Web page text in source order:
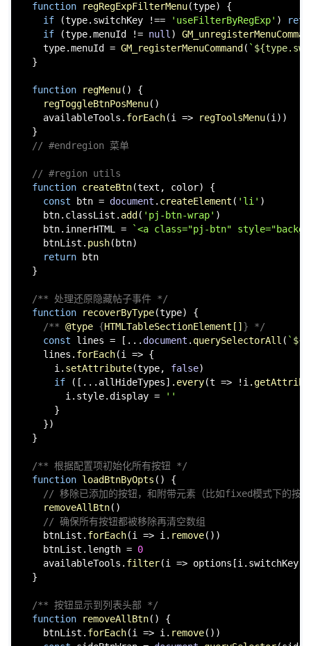
function
regRegExpFilterMenu(type) {
if (type. switchKey !== 'useFilterByRegExp' )
if (type.menuId != null)
type.menuId = GM_registerMenuCommand ( `
}
function regMenu( ) {
regToggleBtnPosMenu()
availableTools. forEach(i => regToolsMenu(i))
}
// #endregion 菜单
// #region utils
function createBtn(text, color) {
const btn = document . createElement ( 'li' )
btn. classList . add ( 'pj-btn-wrap' )
btn. innerHTML =
`<a class="pj-btn"
btnList. push(btn)
return btn
}
/** 处理还原隐藏帖子事件 */
function
recoverByType(type) {
/** @type {HTMLTableSectionElement[] } */
const lines = [...document . querySelectorAll ( `
lines. forEach(i => {
i. setAttribute(type, false)
if ([...allHideTypes]. every(t => !i.
i. style.display =
''
}
})
}
/** 根据配置项初始化所有按钮 */
function loadBtnByOpts ( ) {
// 移除已添加的按钮，和附带元素（比如fixed模式下的按
removeAllBtn()
// 确保所有按钮都被移除再清空数组
btnList. forEach(i => i. remove())
btnList. length = 0
availableTools. filter(i => options[i. switchKey
}
/** 按钮显示到列表头部 */
function
removeAllBtn( ) {
btnList. forEach(i => i. remove())